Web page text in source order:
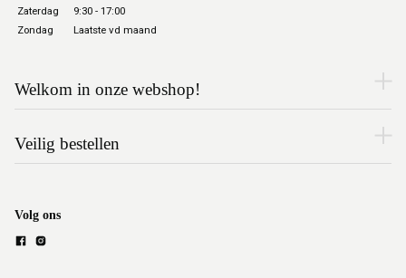
Zaterdag
9:30 - 17:00
Zondag
Laatste vd maand
Welkom in onze webshop!
Veilig bestellen
Volg ons